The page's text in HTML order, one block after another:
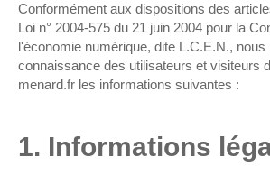
Conformément aux dispositions des
Loi n° 2004-575 du 21 juin 2004 pour la
l'économie numérique, dite L.C.E.N., nous
connaissance des utilisateurs et visiteurs
menard.fr les informations suivantes :
1. Informations